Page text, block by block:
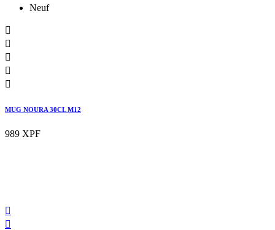
Neuf





MUG NOURA 30CL M12
989 XPF

